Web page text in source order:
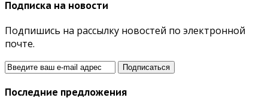
Подписка на новости
Подпишись на рассылку новостей по электронной
почте.
Последние предложения